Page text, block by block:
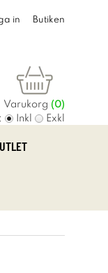
in Butiken
Varukorg (0)
Inkl Exkl